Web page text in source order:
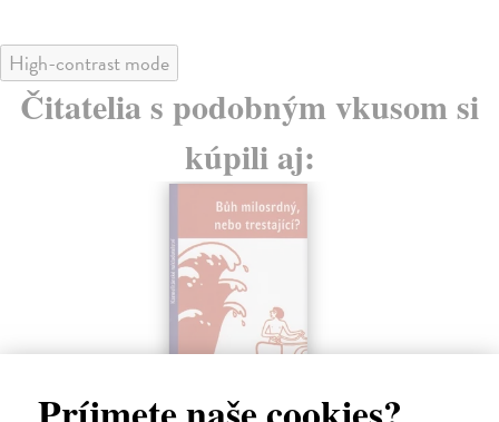
High-contrast mode
Čitatelia s podobným vkusom si
kúpili aj: